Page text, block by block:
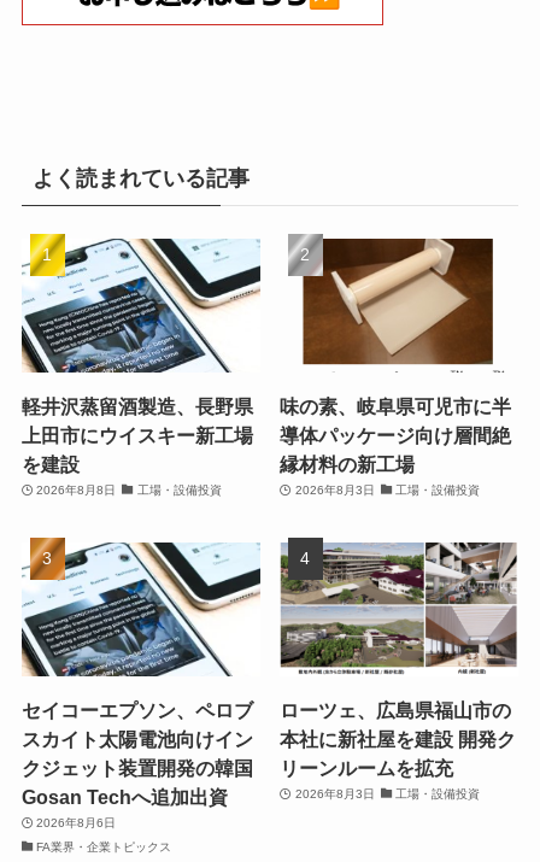
よく読まれている記事
軽井沢蒸留酒製造、長野県
上田市にウイスキー新工場
を建設
2026年8月8日 工場・設備投資
味の素、岐阜県可児市に半
導体パッケージ向け層間絶
縁材料の新工場
2026年8月3日 工場・設備投資
セイコーエプソン、ペロブ
スカイト太陽電池向けイン
クジェット装置開発の韓国
Gosan Techへ追加出資
2026年8月6日
FA業界・企業トピックス
ローツェ、広島県福山市の
本社に新社屋を建設 開発ク
リーンルームを拡充
2026年8月3日 工場・設備投資